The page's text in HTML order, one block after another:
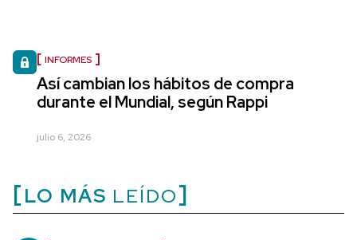
INFORMES
Así cambian los hábitos de compra
durante el Mundial, según Rappi
julio 6, 2026
LO MÁS LEÍDO